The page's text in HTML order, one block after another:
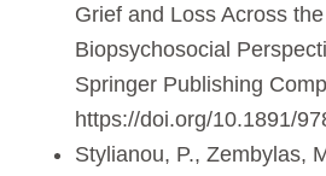
Grief and Loss Across
Biopsychosocial
Springer Publishing
https://doi.org/10.1891/
Stylianou, P., Zembylas,